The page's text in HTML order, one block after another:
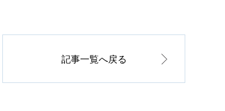
記事一覧へ戻る